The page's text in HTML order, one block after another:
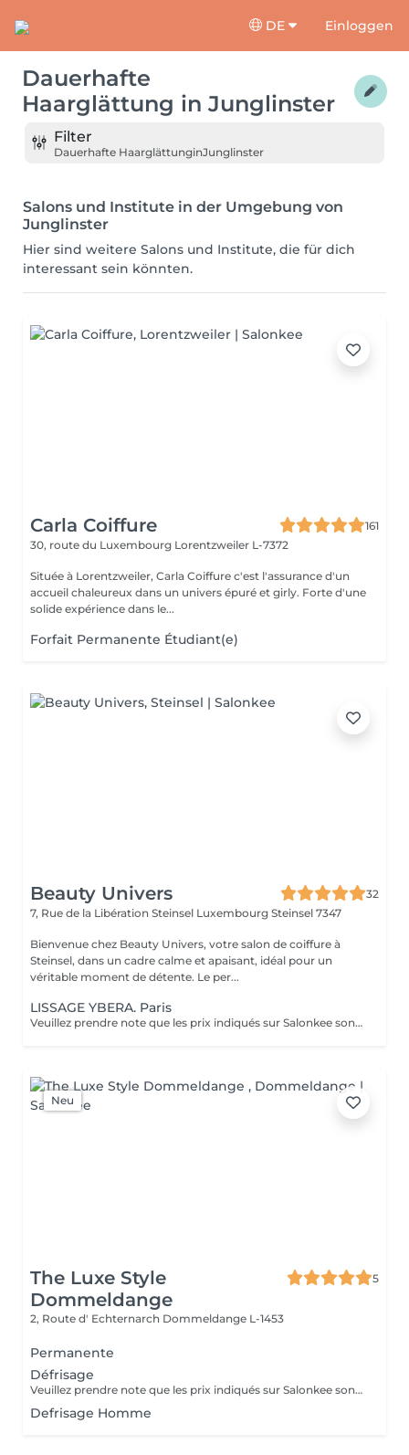
DE Einloggen
Dauerhafte
Haarglättung in Junglinster
Filter
Dauerhafte HaarglättunginJunglinster
Salons und Institute in der Umgebung von
Junglinster
Hier sind weitere Salons und Institute, die für dich
interessant sein könnten.
Carla Coiffure
161
30, route du Luxembourg Lorentzweiler L-7372
Située à Lorentzweiler, Carla Coiffure c'est l'assurance d'un
accueil chaleureux dans un univers épuré et girly. Forte d'une
solide expérience dans le...
Forfait Permanente Étudiant(e)
Beauty Univers
32
7, Rue de la Libération Steinsel Luxembourg Steinsel 7347
Bienvenue chez Beauty Univers, votre salon de coiffure à
Steinsel, dans un cadre calme et apaisant, idéal pour un
véritable moment de détente. Le per...
LISSAGE YBERA. Paris
Veuillez prendre note que les prix indiqués sur Salonkee sont communiqués à titre informatif et s'entendent de base. Ces derniers sont susceptibles de varier selon le diagnostic réalisé à votre arrivée au salon et l'expertise du professionnel à qui vous confiez votre beauté. Dans tous les cas, un devis précis vous sera proposé et toutes réalisations de prestations seront effectuées avec votre accord. Un grand merci d'avance pour votre compréhension. Au plaisir de vous revoir très vite.
Neu
The Luxe Style
Dommeldange
5
2, Route d' Echternarch Dommeldange L-1453
Permanente
Défrisage
Veuillez prendre note que les prix indiqués sur Salonkee sont communiqués à titre informatif et s'entendent de base. Ces derniers sont susceptibles de varier selon le diagnostic réalisé à votre arrivée au salon et l'expertise du professionnel à qui vous confiez votre beauté. Dans tous les cas, un devis précis vous sera proposé et toutes réalisations de prestations seront effectuées avec votre accord. Un grand merci d'avance pour votre compréhension. Au plaisir de vous recevoir très vite.
Defrisage Homme